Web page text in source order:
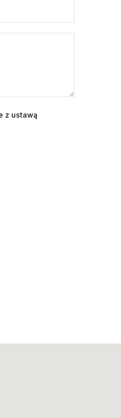
z ustawą